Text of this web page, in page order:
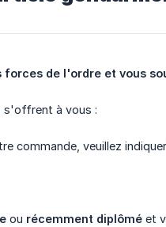
de l'ordre et vous
s'offrent à vous :
commande, veuillez
ou récemment diplômé et